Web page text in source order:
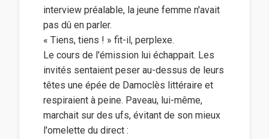
interview préalable, la jeune femme n'avait
pas dû en parler.
« Tiens, tiens ! » fit-il, perplexe.
Le cours de l'émission lui échappait. Les
invités sentaient peser au-dessus de leurs
têtes une épée de Damoclès littéraire et
respiraient à peine. Paveau, lui-même,
marchait sur des ufs, évitant de son mieux
l'omelette du direct :